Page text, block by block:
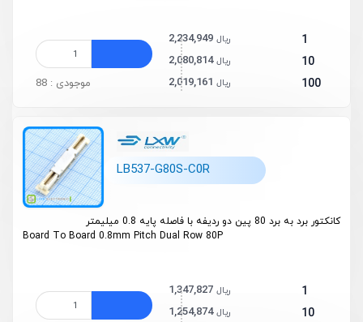
1
2,234,949 ریال
10
2,080,814 ریال
100
2,019,161 ریال موجودی : 88
LB537-G80S-C0R
کانکتور برد به برد 80 پین دو ردیفه با فاصله پایه 0.8 میلیمتر
Board To Board 0.8mm Pitch Dual Row 80P
1
1,347,827 ریال
10
1,254,874 ریال